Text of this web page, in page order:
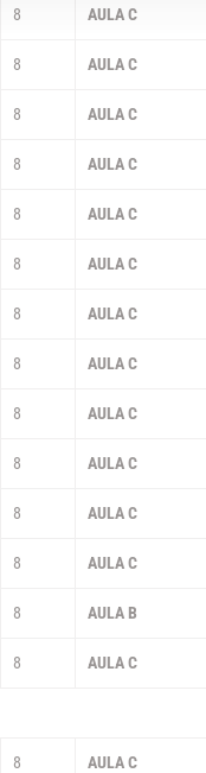
8 AULA C
8 AULA C
8 AULA C
8 AULA C
8 AULA C
8 AULA C
8 AULA C
8 AULA C
8 AULA C
8 AULA C
8 AULA C
8 AULA C
8 AULA B
8 AULA C
8 AULA C